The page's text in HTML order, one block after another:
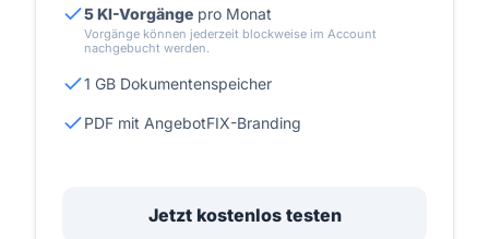
5 KI-Vorgänge pro Monat
Vorgänge können jederzeit blockweise im Account
nachgebucht werden.
1 GB Dokumentenspeicher
PDF mit AngebotFIX-Branding
Jetzt kostenlos testen